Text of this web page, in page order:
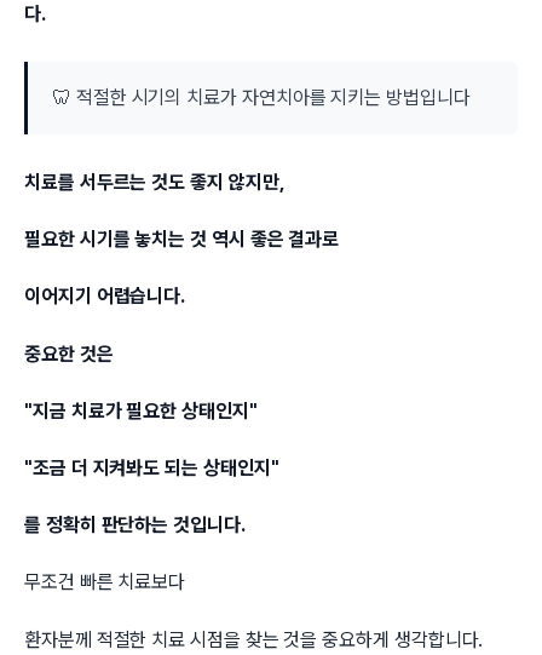
다.
🦷 적절한 시기의 치료가 자연치아를 지키는 방법입니다
치료를 서두르는 것도 좋지 않지만,
필요한 시기를 놓치는 것 역시 좋은 결과로
이어지기 어렵습니다.
중요한 것은
"지금 치료가 필요한 상태인지"
"조금 더 지켜봐도 되는 상태인지"
를 정확히 판단하는 것입니다.
무조건 빠른 치료보다
환자분께 적절한 치료 시점을 찾는 것을 중요하게 생각합니다.